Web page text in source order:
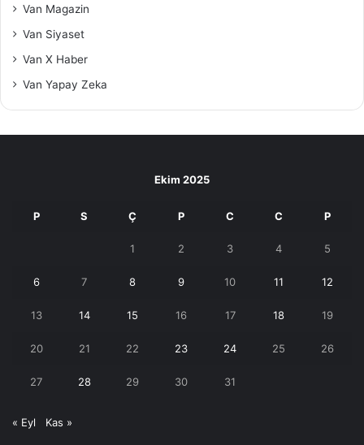
Van Magazin
Van Siyaset
Van X Haber
Van Yapay Zeka
Ekim 2025
P S Ç P C C P
1 2 3 4 5
6 7 8 9 10 11 12
13 14 15 16 17 18 19
20 21 22 23 24 25 26
27 28 29 30 31
« Eyl Kas »